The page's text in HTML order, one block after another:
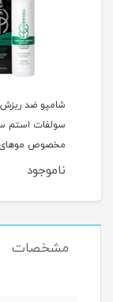
شامپو ضد
سولفات استم
مخصوص
250ML
ناموجود
مشخصات